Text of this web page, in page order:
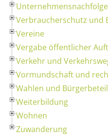
Unternehmensnachfolge
Verbraucherschutz und
Vereine
Vergabe öffentlicher
Verkehr und
Vormundschaft und
Wahlen und
Weiterbildung
Wohnen
Zuwanderung